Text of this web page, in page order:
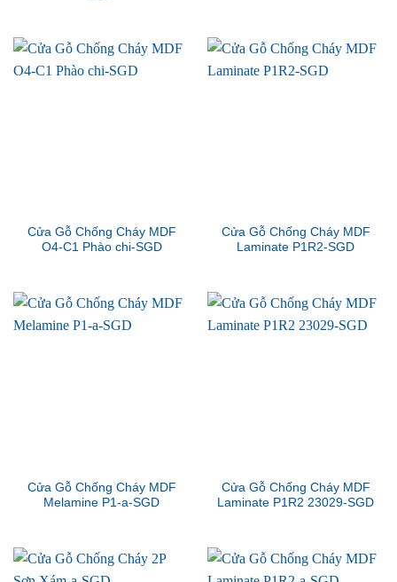
Cửa Gỗ Chống Cháy MDF
O4-C1 Phào chi-SGD
Cửa Gỗ Chống Cháy MDF
Laminate P1R2-SGD
Cửa Gỗ Chống Cháy MDF
Melamine P1-a-SGD
Cửa Gỗ Chống Cháy MDF
Laminate P1R2 23029-SGD